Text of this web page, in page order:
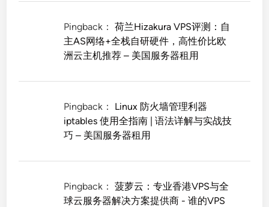
Pingback：荷兰Hizakura VPS评测：自
主AS网络+全栈自研硬件，高性价比欧
洲云主机推荐 – 美国服务器租用
Pingback： Linux 防火墙管理利器
iptables 使用全指南 | 语法详解与实战技
巧 – 美国服务器租用
Pingback：菠萝云：专业香港VPS与全
球云服务器解决方案提供商 - 谁的VPS